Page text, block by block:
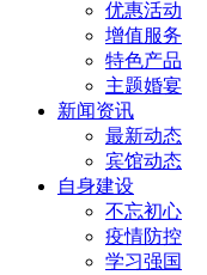
优惠活动
增值服务
特色产品
主题婚宴
新闻资讯
最新动态
宾馆动态
自身建设
不忘初心
疫情防控
学习强国